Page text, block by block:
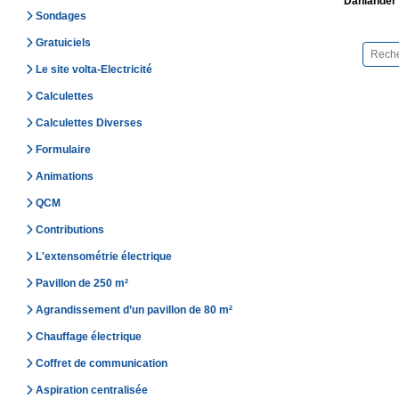
Sondages
Gratuiciels
Le site volta-Electricité
Calculettes
Calculettes Diverses
Formulaire
Animations
QCM
Contributions
L'extensométrie électrique
Pavillon de 250 m²
Agrandissement d’un pavillon de 80 m²
Chauffage électrique
Coffret de communication
Aspiration centralisée